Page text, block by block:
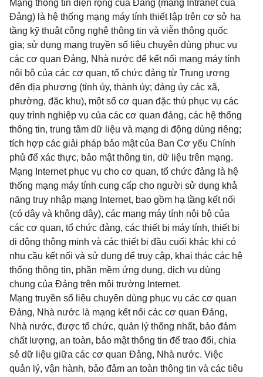
Mạng thông tin diện rộng của Đảng (mạng Intranet của
Đảng) là hệ thống mạng máy tính thiết lập trên cơ sở hạ
tầng kỹ thuật công nghệ thông tin và viễn thông quốc
gia; sử dụng mạng truyền số liệu chuyên dùng phục vụ
các cơ quan Đảng, Nhà nước để kết nối mạng máy tính
nội bộ của các cơ quan, tổ chức đảng từ Trung ương
đến địa phương (tỉnh ủy, thành ủy; đảng ủy các xã,
phường, đặc khu), một số cơ quan đặc thù phục vụ các
quy trình nghiệp vụ của các cơ quan đảng, các hệ thống
thông tin, trung tâm dữ liệu và mạng di động dùng riêng;
tích hợp các giải pháp bảo mật của Ban Cơ yếu Chính
phủ để xác thực, bảo mật thông tin, dữ liệu trên mạng.
Mạng Internet phục vụ cho cơ quan, tổ chức đảng là hệ
thống mạng máy tính cung cấp cho người sử dụng khả
năng truy nhập mạng Internet, bao gồm hạ tầng kết nối
(có dây và không dây), các mạng máy tính nội bộ của
các cơ quan, tổ chức đảng, các thiết bị máy tính, thiết bị
di động thông minh và các thiết bị đầu cuối khác khi có
nhu cầu kết nối và sử dụng để truy cập, khai thác các hệ
thống thông tin, phần mềm ứng dụng, dịch vụ dùng
chung của Đảng trên môi trường Internet.
Mạng truyền số liệu chuyên dùng phục vụ các cơ quan
Đảng, Nhà nước là mạng kết nối các cơ quan Đảng,
Nhà nước, được tổ chức, quản lý thống nhất, bảo đảm
chất lượng, an toàn, bảo mật thông tin để trao đổi, chia
sẻ dữ liệu giữa các cơ quan Đảng, Nhà nước. Việc
quản lý, vận hành, bảo đảm an toàn thông tin và các tiêu